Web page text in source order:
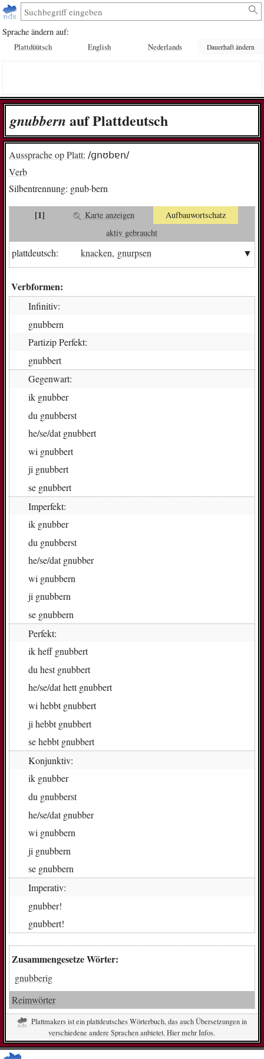
Sprache ändern auf:
Plattdüütsch English Nederlands Dauerhaft ändern
gnub­bern auf Plattdeutsch
Aussprache op Platt: /ɡnʊbɐn/
Verb
Silbentrennung: gnub·bern
[1] Karte anzeigen
Aufbauwortschatz
aktiv gebraucht
plattdeutsch: knacken, gnurpsen
Verbformen:
Infinitiv:
gnub­bern
Partizip Perfekt:
gnub­bert
Gegenwart:
ik gnub­ber
du gnub­berst
he/se/datgnub­bert
wi gnub­bert
ji gnub­bert
se gnub­bert
Imperfekt:
ik gnub­ber
du gnub­berst
he/se/datgnub­ber
wi gnub­bern
ji gnub­bern
se gnub­bern
Perfekt:
ikheff gnub­bert
du hest gnub­bert
he/se/dathett gnub­bert
wi hebbt gnub­bert
ji hebbt gnub­bert
sehebbt gnub­bert
Konjunktiv:
ik gnub­ber
du gnub­berst
he/se/datgnub­ber
wi gnub­bern
ji gnub­bern
se gnub­bern
Imperativ:
gnub­ber!
gnub­bert!
Zusammengesetze Wörter:
gnubberig
Reimwörter
Plattmakers ist ein plattdeutsches Wörterbuch, das auch Übersetzungen in
verschiedene andere Sprachen anbietet. Hier mehr Infos.